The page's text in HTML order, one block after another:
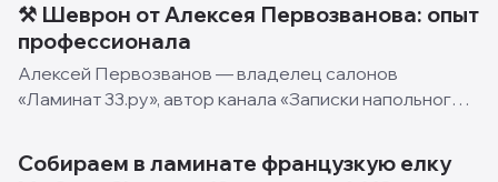
⚒️ Шеврон от Алексея Первозванова: опыт
профессионала
Алексей Первозванов — владелец салонов
«Ламинат 33.ру», автор канала «Записки напольного
поделился своим опытом укладки нашей
французской ёлки — My Step Herring
Собираем в ламинате французкую елку